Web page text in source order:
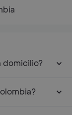
domicilio?